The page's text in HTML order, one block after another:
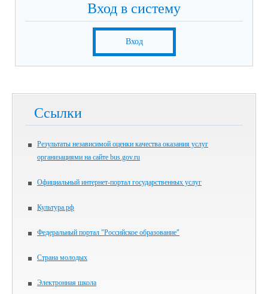
Вход в систему
Вход
Ссылки
Результаты независимой оценки качества оказания услуг
организациями на сайте bus.gov.ru
Официальный интернет-портал государственных услуг
Культура.рф
Федеральный портал "Российское образование"
Страна молодых
Электронная школа